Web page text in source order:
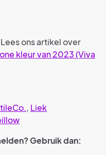
ons artikel over
kleur van 2023 (Viva
, Liek
Gebruik dan: